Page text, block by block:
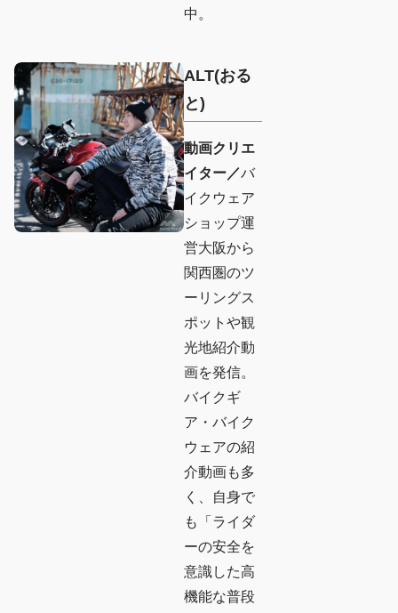
中。
ALT(おる
と)
動画クリエ
イター／バ
イクウェア
ショップ運
営大阪から
関西圏のツ
ーリングス
ポットや観
光地紹介動
画を発信。
バイクギ
ア・バイク
ウェアの紹
介動画も多
く、自身で
も「ライダ
ーの安全を
意識した高
機能な普段